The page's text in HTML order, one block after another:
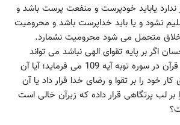
ندارد یاباید خودپرست و منفعت پرست باشد و
نشود و یا باید خداپرست باشد و محرومیت
متحمل می شود محرومیت نشمارد.
اگر بر پایه تقوای الهی نباشد می تواند
پرتگاه خطرناکی باشد. قرآن در سوره توبه آیه 109 می فرماید؛ آیا آن
خود را بر تقوا و رضای خدا قرار داد یا آن
لب پرتگاهی قرار داده که زیرآن خالی است